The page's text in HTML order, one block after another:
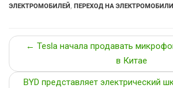
ЭЛЕКТРОМОБИЛЕЙ, ПЕРЕХОД НА ЭЛЕКТРОМОБИЛИ
← Tesla начала продавать
в Китае
BYD представляет электрический